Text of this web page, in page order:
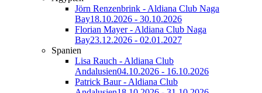
Jörn Renzenbrink - Aldiana Club Naga
Bay18.10.2026 - 30.10.2026
Florian Mayer - Aldiana Club Naga
Bay23.12.2026 - 02.01.2027
Spanien
Lisa Rauch - Aldiana Club
Andalusien04.10.2026 - 16.10.2026
Patrick Baur - Aldiana Club